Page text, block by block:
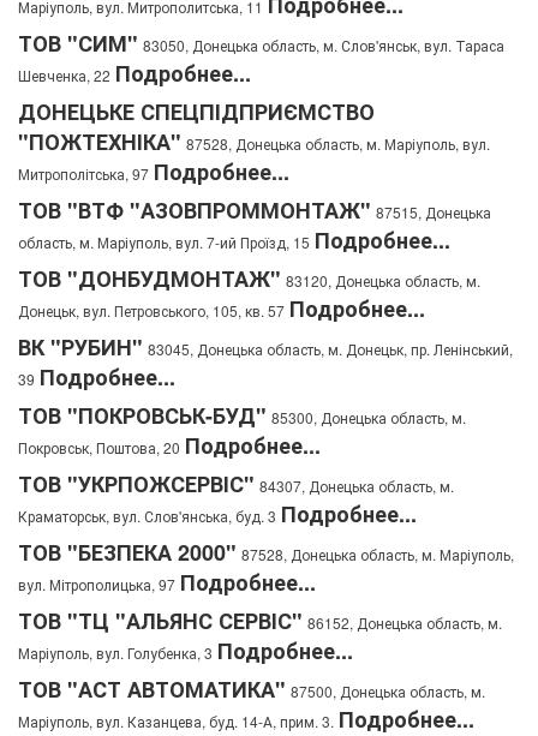
Маріуполь, вул. Митрополитська, 11
ТОВ "СИМ" 83050, Донецька область, м. Слов'янськ, вул. Тараса
Шевченка, 22 Подробнее...
ДОНЕЦЬКЕ СПЕЦПІДПРИЄМСТВО
"ПОЖТЕХНІКА" 87528, Донецька область, м. Маріуполь, вул.
Митрополітська, 97 Подробнее...
ТОВ "ВТФ "АЗОВПРОММОНТАЖ" 87515, Донецька
область, м. Маріуполь, вул. 7-ий Проїзд, 15 Подробнее...
ТОВ "ДОНБУДМОНТАЖ" 83120, Донецька область, м.
Донецьк, вул. Петровського, 105, кв. 57 Подробнее...
ВК "РУБИН" 83045, Донецька область, м. Донецьк, пр. Ленінський,
39 Подробнее...
ТОВ "ПОКРОВСЬК-БУД" 85300, Донецька область, м.
Покровськ, Поштова, 20 Подробнее...
ТОВ "УКРПОЖСЕРВІС" 84307, Донецька область, м.
Краматорськ, вул. Слов'янська, буд. 3 Подробнее...
ТОВ "БЕЗПЕКА 2000" 87528, Донецька область, м. Маріуполь,
вул. Мітрополицька, 97 Подробнее...
ТОВ "ТЦ "АЛЬЯНС СЕРВІС" 86152, Донецька область, м.
Маріуполь, вул. Голубенка, 3 Подробнее...
ТОВ "АСТ АВТОМАТИКА" 87500, Донецька область, м.
Маріуполь, вул. Казанцева, буд. 14-А, прим. 3. Подробнее...